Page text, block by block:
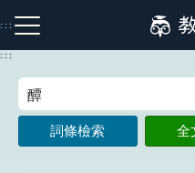
到
主
:::
注音索引圖示 筆畫索
:::
詞條檢索 全